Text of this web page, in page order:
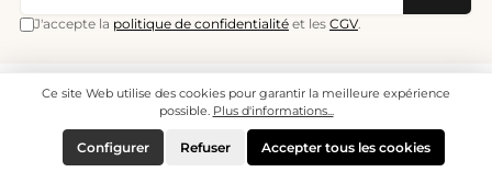
J'accepte la politique de confidentialité et les CGV.
Tous les prix sont TTC. Frais de port CHF 6.95, livraison gratuite dès CHF 70.
© 2008 - 2026 - enjoymedia.ch - Tous droits réservés.
Ce site Web utilise des cookies pour garantir la meilleure expérience
possible. Plus d'informations...
Refuser
Configurer Accepter tous les cookies